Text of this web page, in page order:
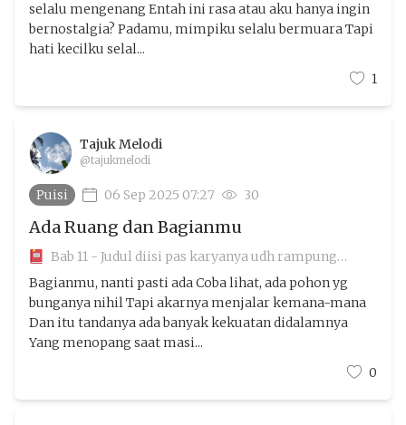
selalu mengenang Entah ini rasa atau aku hanya ingin
bernostalgia? Padamu, mimpiku selalu bermuara Tapi
hati kecilku selal...
1
Tajuk Melodi
@tajukmelodi
Puisi 06 Sep 2025 07:27 30
Ada Ruang dan Bagianmu
Bab 11 - Judul diisi pas karyanya udh rampung
aamiin
Bagianmu, nanti pasti ada Coba lihat, ada pohon yg
bunganya nihil Tapi akarnya menjalar kemana-mana
Dan itu tandanya ada banyak kekuatan didalamnya
Yang menopang saat masi...
0